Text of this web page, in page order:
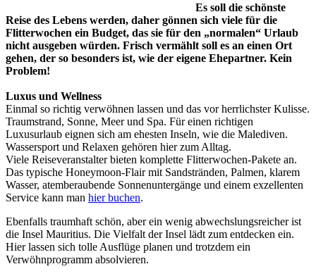
Es soll die schönste
Reise des Lebens werden, daher gönnen sich viele für die
Flitterwochen ein Budget, das sie für den „normalen“ Urlaub
nicht ausgeben würden. Frisch vermählt soll es an einen Ort
gehen, der so besonders ist, wie der eigene Ehepartner. Kein
Problem!
Luxus und Wellness
Einmal so richtig verwöhnen lassen und das vor herrlichster Kulisse.
Traumstrand, Sonne, Meer und Spa. Für einen richtigen
Luxusurlaub eignen sich am ehesten Inseln, wie die Malediven.
Wassersport und Relaxen gehören hier zum Alltag.
Viele Reiseveranstalter bieten komplette Flitterwochen-Pakete an.
Das typische Honeymoon-Flair mit Sandstränden, Palmen, klarem
Wasser, atemberaubende Sonnenuntergänge und einem exzellenten
Service kann man hier buchen.
Ebenfalls traumhaft schön, aber ein wenig abwechslungsreicher ist
die Insel Mauritius. Die Vielfalt der Insel lädt zum entdecken ein.
Hier lassen sich tolle Ausflüge planen und trotzdem ein
Verwöhnprogramm absolvieren.